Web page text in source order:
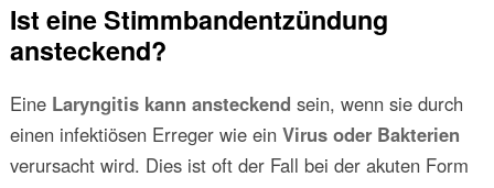
Ist eine Stimmbandentzündung
ansteckend?
Eine Laryngitis kann ansteckend sein, wenn sie durch
einen infektiösen Erreger wie ein Virus oder Bakterien
verursacht wird. Dies ist oft der Fall bei der akuten Form